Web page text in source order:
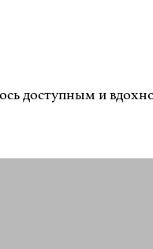
доступным и